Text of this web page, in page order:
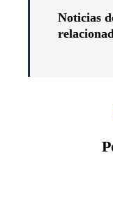
Noticias